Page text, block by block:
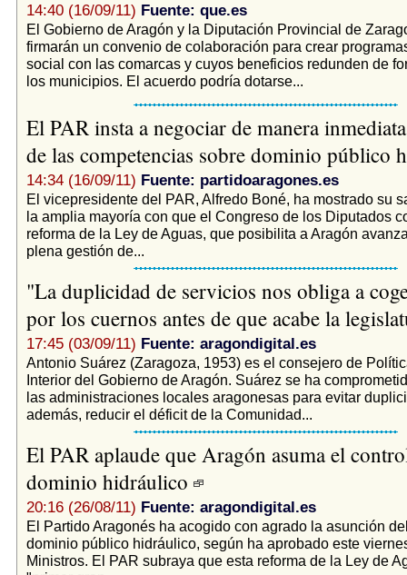
14:40 (16/09/11) Fuente: que.es
El Gobierno de Aragón y la Diputación Provincial de
firmarán un convenio de colaboración para crear
social con las comarcas y cuyos beneficios redunden de
los municipios. El acuerdo podría dotarse...
El PAR insta a negociar de manera
de las competencias sobre dominio público
14:34 (16/09/11) Fuente: partidoaragones.es
El vicepresidente del PAR, Alfredo Boné, ha mostrado su
la amplia mayoría con que el Congreso de los Diputados
reforma de la Ley de Aguas, que posibilita a Aragón
plena gestión de...
"La duplicidad de servicios nos obliga a
por los cuernos antes de que acabe la
17:45 (03/09/11) Fuente: aragondigital.es
Antonio Suárez (Zaragoza, 1953) es el consejero de
Interior del Gobierno de Aragón. Suárez se ha
las administraciones locales aragonesas para evitar
además, reducir el déficit de la Comunidad...
El PAR aplaude que Aragón asuma el
dominio hidráulico
20:16 (26/08/11) Fuente: aragondigital.es
El Partido Aragonés ha acogido con agrado la asunción
dominio público hidráulico, según ha aprobado este
Ministros. El PAR subraya que esta reforma de la Ley de